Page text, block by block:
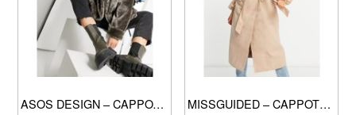
ASOS DESIGN – CAPPOTTO IN ECOPELLICCIA CON POLSINI ARROTOLATI GRIGIO MISSGUIDED – CAPPOTTO LUNGO ELEGANTE CON MANICHE A PALLONCINO COLOR CUOIO